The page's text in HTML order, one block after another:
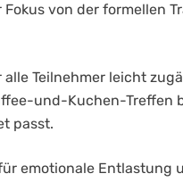
von der formellen
Teilnehmer leicht
und-Kuchen-Treffen
passt.
emotionale Entlastung